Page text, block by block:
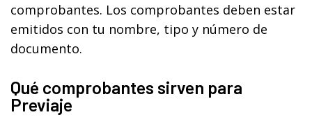
comprobantes. Los comprobantes deben estar
emitidos con tu nombre, tipo y número de
documento.
Qué comprobantes sirven para
Previaje